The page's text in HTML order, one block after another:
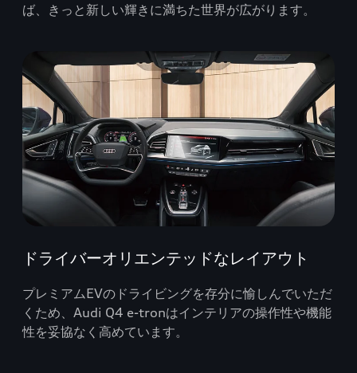
ば、きっと新しい輝きに満ちた世界が広がります。
ドライバーオリエンテッドなレイアウト
プレミアムEVのドライビングを存分に愉しんでいただ
くため、Audi Q4 e-tronはインテリアの操作性や機能
性を妥協なく高めています。